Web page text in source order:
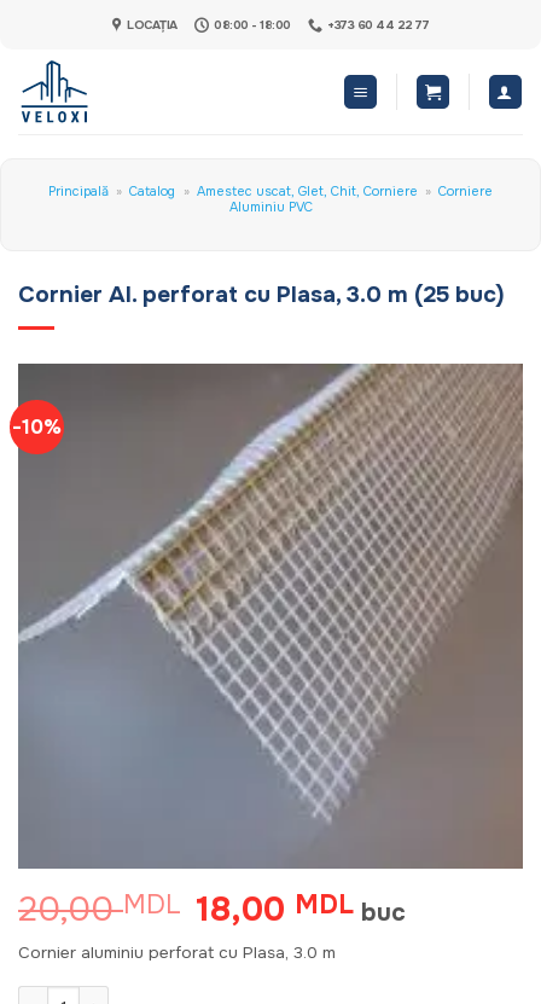
content
LOCAȚIA 08:00 - 18:00 +373 60 44 22 77
Principală » Catalog » Amestec uscat, Glet, Chit, Corniere » Corniere
Aluminiu PVC
Cornier Al. perforat cu Plasa, 3.0 m (25 buc)
-10%
20,00MDL Prețul
inițial
a
18,00 MDLPrețul
curent
buc
Cornier aluminiu perforat cu Plasa, 3.0 m